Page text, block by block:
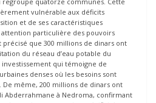
vulnérable aux déficits
et de ses caractéristiques
attention particulière des pouvoirs
que 300 millions de dinars ont
du réseau d’eau potable du
qui témoigne de
denses où les besoins sont
même, 200 millions de dinars ont
Abderrahmane à Nedroma, confirmant